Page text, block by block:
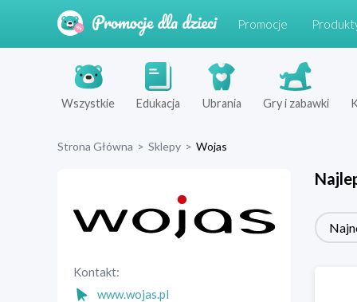
Promocje
Wszystkie Edukacja Ubrania Gry i zabawki
Strona Główna > Sklepy > Wojas
Kontakt:
www.wojas.pl